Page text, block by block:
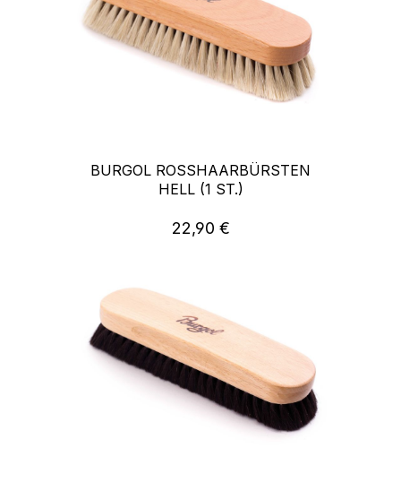
BURGOL ROSSHAARBÜRSTEN
HELL (1 ST.)
Regulärer Preis:
22,90 €